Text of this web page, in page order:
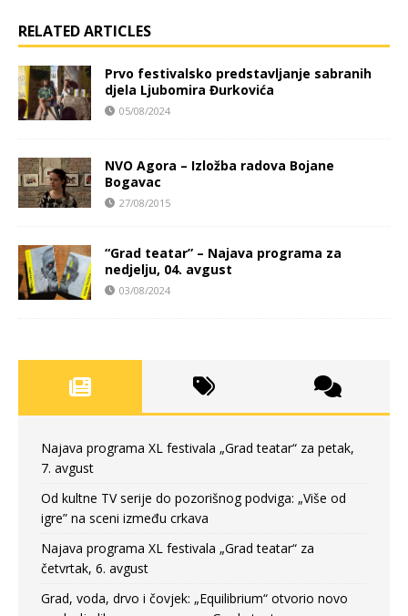
RELATED ARTICLES
Prvo festivalsko predstavljanje sabranih
djela Ljubomira Đurkovića
05/08/2024
NVO Agora – Izložba radova Bojane
Bogavac
27/08/2015
“Grad teatar” – Najava programa za
nedjelju, 04. avgust
03/08/2024
Najava programa XL festivala „Grad teatar“ za petak,
7. avgust
Od kultne TV serije do pozorišnog podviga: „Više od
igre” na sceni između crkava
Najava programa XL festivala „Grad teatar“ za
četvrtak, 6. avgust
Grad, voda, drvo i čovjek: „Equilibrium“ otvorio novo